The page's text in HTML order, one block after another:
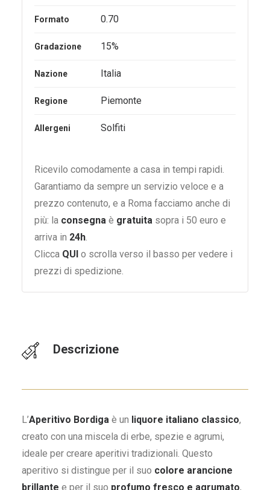
Formato 0.70
Gradazione 15%
Nazione Italia
Regione Piemonte
Allergeni Solfiti
Ricevilo comodamente a casa in tempi rapidi.
Garantiamo da sempre un servizio veloce e a
prezzo contenuto, e a Roma facciamo anche di
più: la consegna è gratuita sopra i 50 euro e
arriva in 24h.
Clicca QUI o scrolla verso il basso per vedere i
prezzi di spedizione.
Descrizione
L’Aperitivo Bordiga è un liquore italiano classico,
creato con una miscela di erbe, spezie e agrumi,
ideale per creare aperitivi tradizionali. Questo
aperitivo si distingue per il suo colore arancione
brillante e per il suo profumo fresco e agrumato,